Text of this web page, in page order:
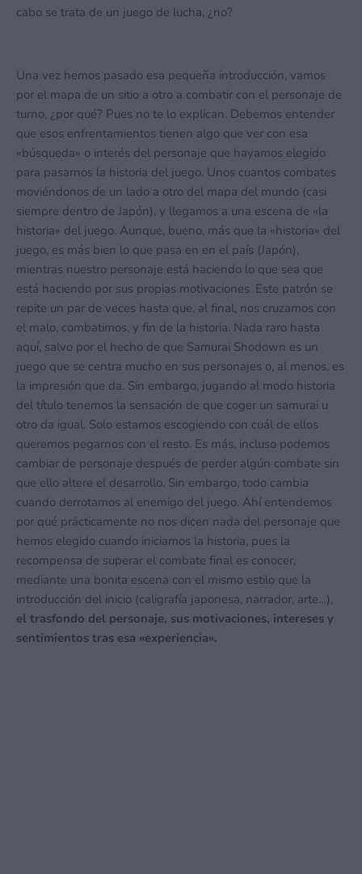
cabo se trata de un juego de lucha, ¿no?
Una vez hemos pasado esa pequeña introducción, vamos
por el mapa de un sitio a otro a combatir con el personaje de
turno, ¿por qué? Pues no te lo explican. Debemos entender
que esos enfrentamientos tienen algo que ver con esa
«búsqueda» o interés del personaje que hayamos elegido
para pasarnos la historia del juego. Unos cuantos combates
moviéndonos de un lado a otro del mapa del mundo (casi
siempre dentro de Japón), y llegamos a una escena de «la
historia» del juego. Aunque, bueno, más que la «historia» del
juego, es más bien lo que pasa en en el país (Japón),
mientras nuestro personaje está haciendo lo que sea que
está haciendo por sus propias motivaciones. Este patrón se
repite un par de veces hasta que, al final, nos cruzamos con
el malo, combatimos, y fin de la historia. Nada raro hasta
aquí, salvo por el hecho de que Samurai Shodown es un
juego que se centra mucho en sus personajes o, al menos, es
la impresión que da. Sin embargo, jugando al modo historia
del título tenemos la sensación de que coger un samurai u
otro da igual. Solo estamos escogiendo con cuál de ellos
queremos pegarnos con el resto. Es más, incluso podemos
cambiar de personaje después de perder algún combate sin
que ello altere el desarrollo. Sin embargo, todo cambia
cuando derrotamos al enemigo del juego. Ahí entendemos
por qué prácticamente no nos dicen nada del personaje que
hemos elegido cuando iniciamos la historia, pues la
recompensa de superar el combate final es conocer,
mediante una bonita escena con el mismo estilo que la
introducción del inicio (caligrafía japonesa, narrador, arte…),
el trasfondo del personaje, sus motivaciones, intereses y
sentimientos tras esa «experiencia».